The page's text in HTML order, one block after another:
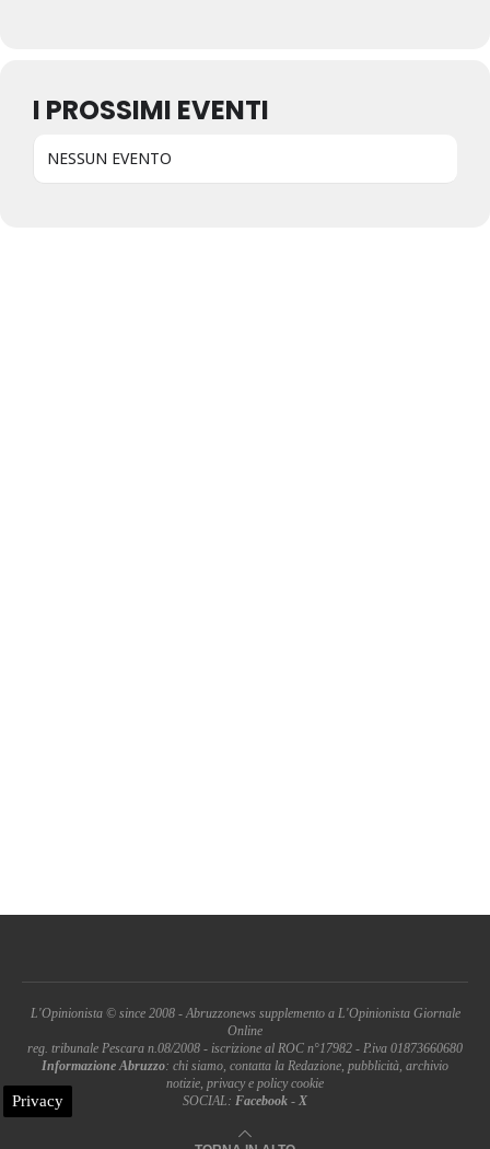
I PROSSIMI EVENTI
NESSUN EVENTO
L'Opinionista © since 2008 - Abruzzonews supplemento a L'Opinionista Giornale
Online
reg. tribunale Pescara n.08/2008 - iscrizione al ROC n°17982 - P.iva 01873660680
Informazione Abruzzo: chi siamo, contatta la Redazione, pubblicità, archivio
notizie, privacy e policy cookie
SOCIAL: Facebook - X
Privacy